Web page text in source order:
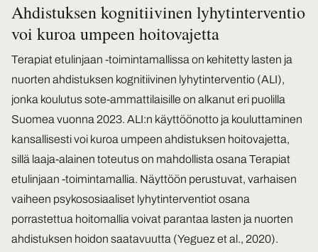
Ahdistuksen kognitiivinen lyhytinterventio
voi kuroa umpeen hoitovajetta
Terapiat etulinjaan -toimintamallissa on kehitetty lasten ja
nuorten ahdistuksen kognitiivinen lyhytinterventio (ALI),
jonka koulutus sote-ammattilaisille on alkanut eri puolilla
Suomea vuonna 2023. ALI:n käyttöönotto ja kouluttaminen
kansallisesti voi kuroa umpeen ahdistuksen hoitovajetta,
sillä laaja-alainen toteutus on mahdollista osana Terapiat
etulinjaan -toimintamallia. Näyttöön perustuvat, varhaisen
vaiheen psykososiaaliset lyhytinterventiot osana
porrastettua hoitomallia voivat parantaa lasten ja nuorten
ahdistuksen hoidon saatavuutta (Yeguez et al., 2020).